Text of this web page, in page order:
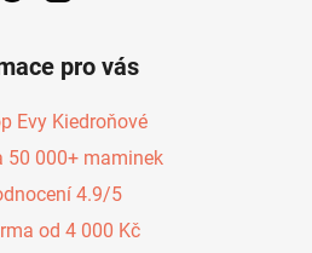
pro vás
Evy Kiedroňové
50 000+ maminek
4.9/5
od 4 000 Kč